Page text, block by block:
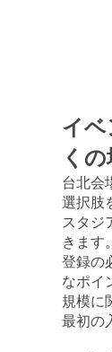
イベ
く
台北会
選択肢
スタジ
きます
登録の
なポイ
規模に
最初の